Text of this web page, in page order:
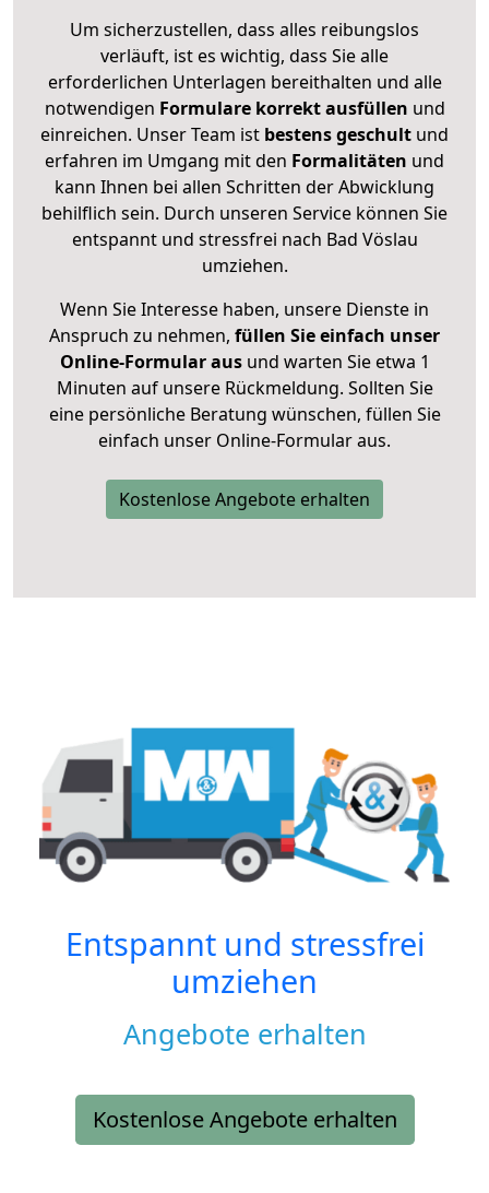
Um sicherzustellen, dass alles reibungslos
verläuft, ist es wichtig, dass Sie alle
erforderlichen Unterlagen bereithalten und alle
notwendigen Formulare korrekt ausfüllen und
einreichen. Unser Team ist bestens geschult und
erfahren im Umgang mit den Formalitäten und
kann Ihnen bei allen Schritten der Abwicklung
behilflich sein. Durch unseren Service können Sie
entspannt und stressfrei nach Bad Vöslau
umziehen.
Wenn Sie Interesse haben, unsere Dienste in
Anspruch zu nehmen, füllen Sie einfach unser
Online-Formular ausund warten Sie etwa 1
Minuten auf unsere Rückmeldung. Sollten Sie
eine persönliche Beratung wünschen, füllen Sie
einfach unser Online-Formular aus.
Kostenlose Angebote erhalten
Entspannt und stressfrei
umziehen
Angebote erhalten
Kostenlose Angebote erhalten